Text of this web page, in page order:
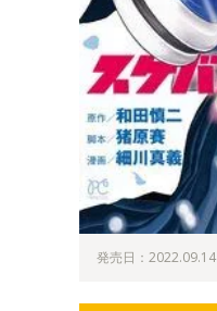
発売日：2022.09.14